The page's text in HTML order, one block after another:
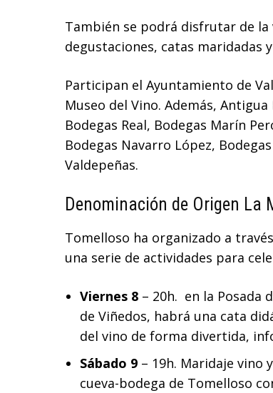
También se podrá disfrutar de la
degustaciones, catas maridadas
Participan el Ayuntamiento de
Museo del Vino. Además,
Bodegas Real, Bodegas Marín
Bodegas Navarro López,
Valdepeñas.
Denominación de Origen La
Tomelloso ha organizado a
una serie de actividades para
Viernes 8 – 20h. en la Posada
de Viñedos, habrá una cata
del vino de forma divertida,
Sábado 9 – 19h. Maridaje vino
cueva-bodega de Tomelloso